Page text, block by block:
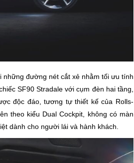
những đường nét cắt xẻ nhằm tối ưu tính
SF90 Stradale với cụm đèn hai tầng,
độc đáo, tương tự thiết kế của Rolls-
theo kiểu Dual Cockpit, không có màn
dành cho người lái và hành khách.